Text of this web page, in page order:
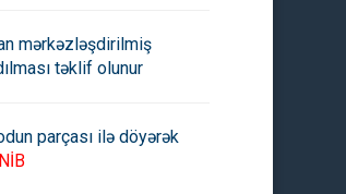
mərkəzləşdirilmiş
təklif olunur
parçası ilə döyərək